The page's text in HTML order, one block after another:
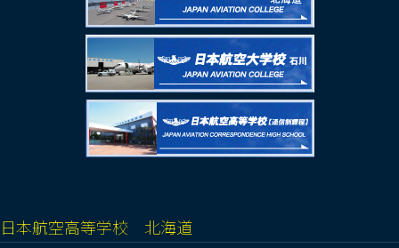
日本航空高等学校 北海道